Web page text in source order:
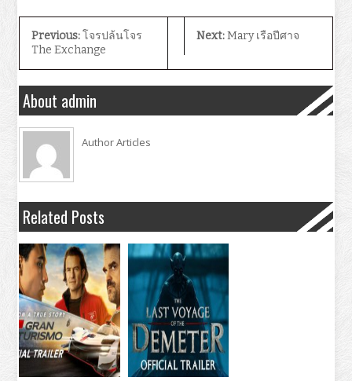
Previous:โจรปล้นโจร
The Exchange
Next:Mary เรือปีศาจ
About admin
Author Articles
Related Posts